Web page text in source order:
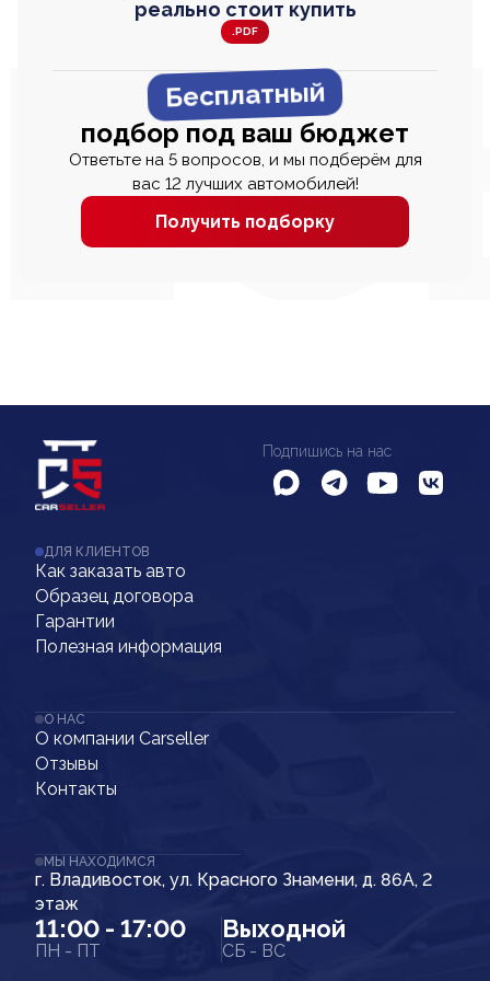
реально стоит купить
.PDF
Бесплатный
подбор под ваш бюджет
Ответьте на 5 вопросов, и мы подберём для
вас 12 лучших автомобилей!
Получить подборку
Подпишись на нас
ДЛЯ КЛИЕНТОВ
Как заказать авто
Образец договора
Гарантии
Полезная информация
О НАС
О компании Carseller
Отзывы
Контакты
МЫ НАХОДИМСЯ
г. Владивосток, ул. Красного Знамени, д. 86А, 2
этаж
11:00 - 17:00
ПН - ПТ
Выходной
СБ - ВС